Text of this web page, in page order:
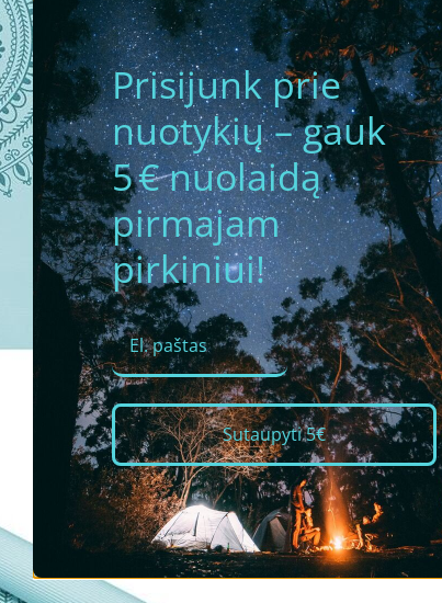
Prisijunk prie
nuotykių – gauk
5 € nuolaidą
pirmajam
pirkiniui!
Sutaupyti 5€